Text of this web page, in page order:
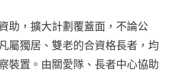
助，擴大計劃覆蓋面，不論公
屬獨居、雙老的合資格長者，均
裝置。由關愛隊、長者中心協助